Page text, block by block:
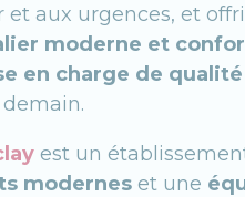
aux urgences, et
moderne et
en charge de qualité
est un
moderneset une